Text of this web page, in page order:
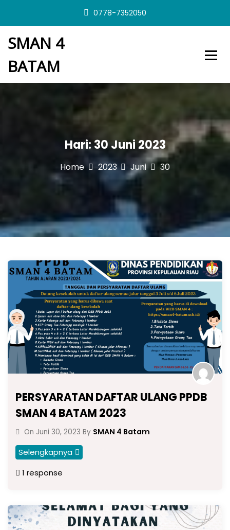
i
o
0778-7352050
SMAN 4
BATAM
Hari: 30 Juni 2023
Home 2023 Juni 30
PERSYARATAN DAFTAR ULANG PPDB
SMAN 4 BATAM 2023
On Juni 30, 2023 By SMAN 4 Batam
Selengkapnya
1 response